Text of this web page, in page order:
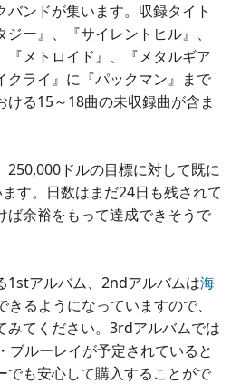
ンドが集います。収録タイト
ー』、『サイレントヒル』、
『メトロイド』、『メタルギア
クライ』に『パックマン』まで
る15～18曲の未収録曲が含ま
250,000ドルの目標に対して既に
す。日数はまだ24日も残されて
ば余裕をもって達成できそうで
1stアルバム、2ndアルバムは海
きるようになっていますので、
みてください。3rdアルバムでは
ブルーレイが予定されていると
でも安心して購入することがで